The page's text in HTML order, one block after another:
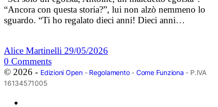
“Ancora con questa storia?”, lui non alzò nemmeno lo
sguardo. “Ti ho regalato dieci anni! Dieci anni…
Alice Martinelli 29/05/2026
0 Comments
© 2026 - Edizioni Open- Regolamento- Come Funziona - P.IVA
16134571005